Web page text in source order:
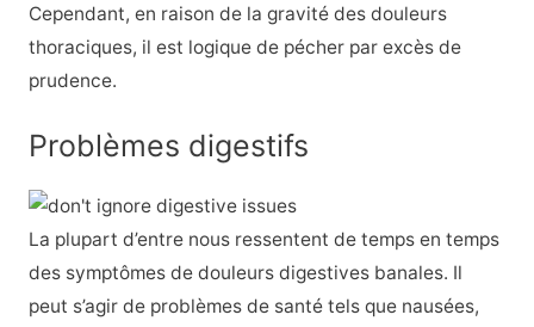
Cependant, en raison de la gravité des douleurs
thoraciques, il est logique de pécher par excès de
prudence.
Problèmes digestifs
La plupart d’entre nous ressentent de temps en temps
des symptômes de douleurs digestives banales. Il
peut s’agir de problèmes de santé tels que nausées,